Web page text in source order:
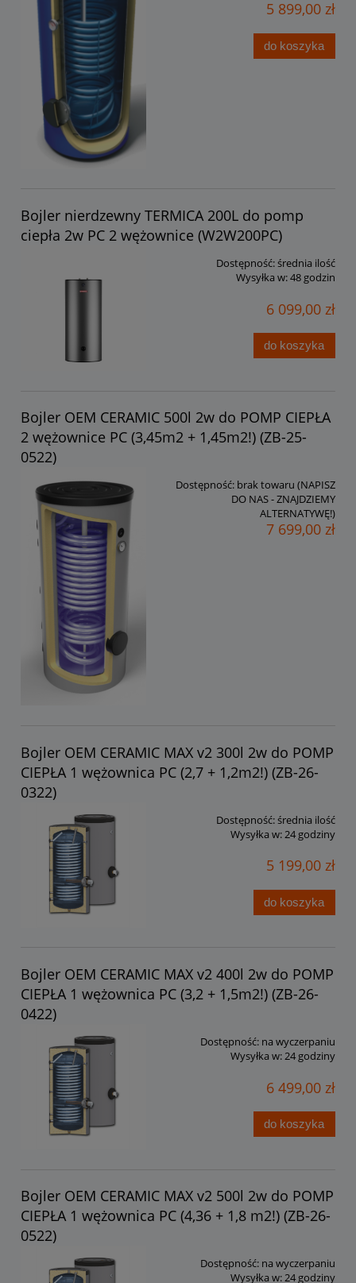
5 899,00 zł
do koszyka
Bojler nierdzewny TERMICA 200L do pomp
ciepła 2w PC 2 wężownice (W2W200PC)
Dostępność:średnia ilość
Wysyłka w:48 godzin
6 099,00 zł
do koszyka
Bojler OEM CERAMIC 500l 2w do POMP CIEPŁA
2 wężownice PC (3,45m2 + 1,45m2!) (ZB-25-
0522)
Dostępność: brak towaru (NAPISZ
DO NAS - ZNAJDZIEMY
ALTERNATYWĘ!)
7 699,00 zł
Bojler OEM CERAMIC MAX v2 300l 2w do POMP
CIEPŁA 1 wężownica PC (2,7 + 1,2m2!) (ZB-26-
0322)
Dostępność:średnia ilość
Wysyłka w: 24 godziny
5 199,00 zł
do koszyka
Bojler OEM CERAMIC MAX v2 400l 2w do POMP
CIEPŁA 1 wężownica PC (3,2 + 1,5m2!) (ZB-26-
0422)
Dostępność: na wyczerpaniu
Wysyłka w:24 godziny
6 499,00 zł
do koszyka
Bojler OEM CERAMIC MAX v2 500l 2w do POMP
CIEPŁA 1 wężownica PC (4,36 + 1,8 m2!) (ZB-26-
0522)
Dostępność: na wyczerpaniu
Wysyłka w:24 godziny